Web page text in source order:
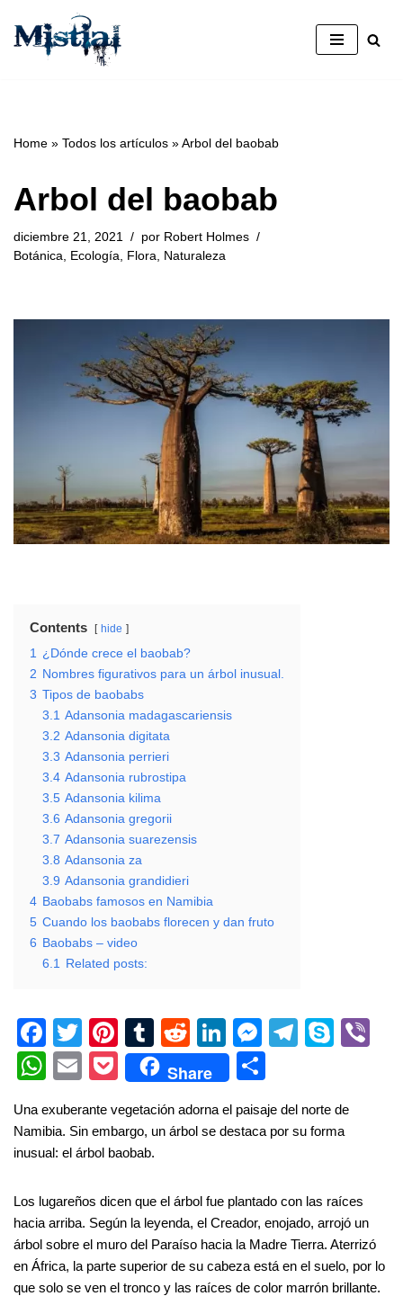
Saltar
Home » Todos los artículos »Arbol del baobab
Arbol del baobab
diciembre 21, 2021 por Robert Holmes
Botánica, Ecología, Flora, Naturaleza
Contents hide
1
¿Dónde crece el baobab?
2 Nombres figurativos para un árbol inusual.
3 Tipos de baobabs
3.1 Adansonia madagascariensis
3.2 Adansonia digitata
3.3 Adansonia perrieri
3.4 Adansonia rubrostipa
3.5 Adansonia kilima
3.6 Adansonia gregorii
3.7 Adansonia suarezensis
3.8 Adansonia za
3.9 Adansonia grandidieri
4 Baobabs famosos en Namibia
5 Cuando los baobabs florecen y dan fruto
6 Baobabs – video
6.1
Related posts:
F
a
c
e
b
o
k
T
wi
tt
er
Pi
nt
er
e
st
T
u
m
bl
R
e
d
di
Li
n
k
e
M
e
ss
e
n
er
T
gr
S
e
W
at
s
p
p
E
ail
P
ck
et
Share
ar
Una exuberante vegetación adorna el paisaje del norte de
Namibia. Sin embargo, un árbol se destaca por su forma
inusual: el árbol baobab.
Los lugareños dicen que el árbol fue plantado con las raíces
hacia arriba. Según la leyenda, el Creador, enojado, arrojó un
árbol sobre el muro del Paraíso hacia la Madre Tierra. Aterrizó
en África, la parte superior de su cabeza está en el suelo, por lo
que solo se ven el tronco y las raíces de color marrón brillante.